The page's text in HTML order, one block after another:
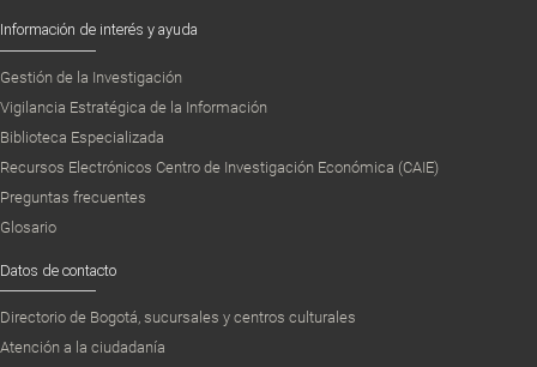
Información de interés y ayuda
Gestión de la Investigación
Vigilancia Estratégica de la Información
Biblioteca Especializada
Recursos Electrónicos Centro de Investigación Económica (CAIE)
Preguntas frecuentes
Glosario
Datos de contacto
Directorio de Bogotá, sucursales y centros culturales
Atención a la ciudadanía